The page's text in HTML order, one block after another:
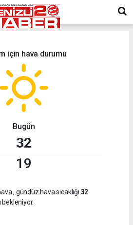
için hava durumu
Bugün
32
19
, gündüz hava sıcaklığı 32
bekleniyor.